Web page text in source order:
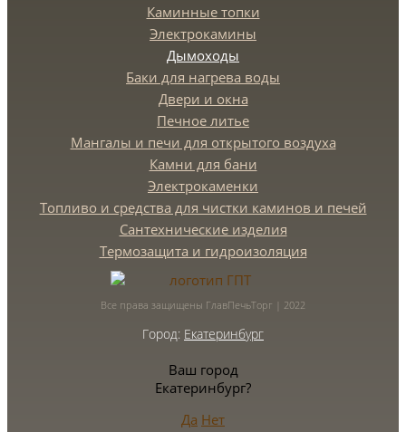
Каминные топки
Электрокамины
Дымоходы
Баки для нагрева воды
Двери и окна
Печное литье
Мангалы и печи для открытого воздуха
Камни для бани
Электрокаменки
Топливо и средства для чистки каминов и печей
Сантехнические изделия
Термозащита и гидроизоляция
Все права защищены ГлавПечьТорг | 2022
Город: Екатеринбург
Ваш город
Екатеринбург?
Да Нет